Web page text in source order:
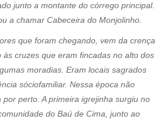
junto a montante do córrego principal.
a chamar Cabeceira do Monjolinho.
que foram chegando, vem da crença
às cruzes que eram fincadas no alto dos
moradias. Eram locais sagrados
sóciofamiliar. Nessa época não
perto. A primeira igrejinha surgiu no
do Baú de Cima, junto ao